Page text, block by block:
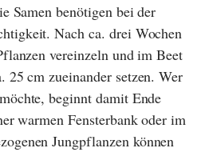
Samen benötigen bei der
Nach ca. drei Wochen
vereinzeln und im Beet
25 cm zueinander setzen. Wer
beginnt damit Ende
warmen Fensterbank oder im
Jungpflanzen können